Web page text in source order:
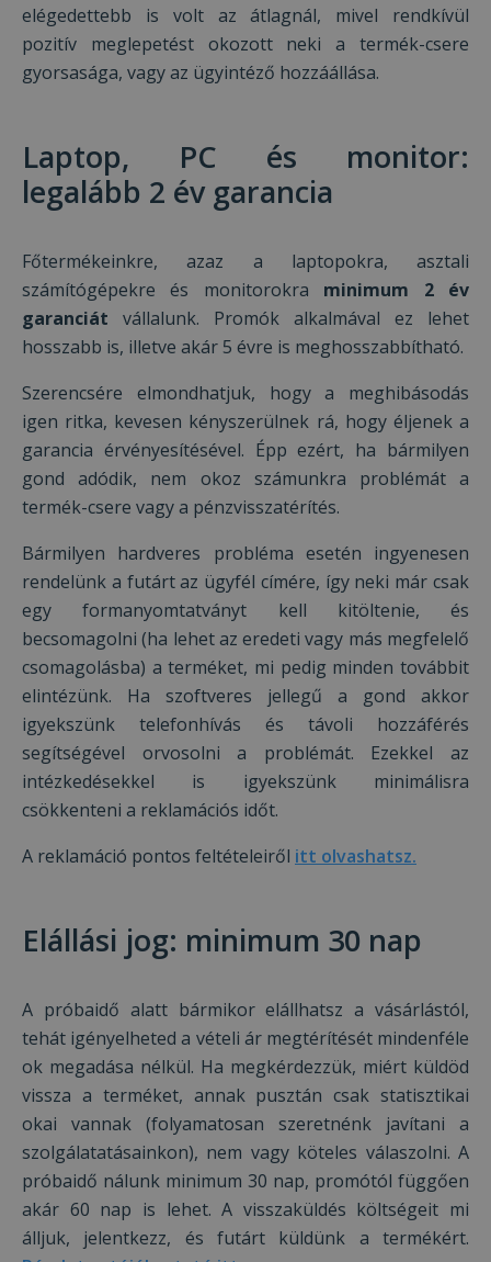
elégedettebb is volt az átlagnál, mivel rendkívül
pozitív meglepetést okozott neki a termék-csere
gyorsasága, vagy az ügyintéző hozzáállása.
Laptop, PC és monitor:
legalább 2 év garancia
Főtermékeinkre, azaz a laptopokra, asztali
számítógépekre és monitorokra minimum 2 év
garanciát vállalunk. Promók alkalmával ez lehet
hosszabb is, illetve akár 5 évre is meghosszabbítható.
Szerencsére elmondhatjuk, hogy a meghibásodás
igen ritka, kevesen kényszerülnek rá, hogy éljenek a
garancia érvényesítésével. Épp ezért, ha bármilyen
gond adódik, nem okoz számunkra problémát a
termék-csere vagy a pénzvisszatérítés.
Bármilyen hardveres probléma esetén ingyenesen
rendelünk a futárt az ügyfél címére, így neki már csak
egy formanyomtatványt kell kitöltenie, és
becsomagolni (ha lehet az eredeti vagy más megfelelő
csomagolásba) a terméket, mi pedig minden továbbit
elintézünk. Ha szoftveres jellegű a gond akkor
igyekszünk telefonhívás és távoli hozzáférés
segítségével orvosolni a problémát. Ezekkel az
intézkedésekkel is igyekszünk minimálisra
csökkenteni a reklamációs időt.
A reklamáció pontos feltételeiről itt olvashatsz.
Elállási jog: minimum 30 nap
A próbaidő alatt bármikor elállhatsz a vásárlástól,
tehát igényelheted a vételi ár megtérítését mindenféle
ok megadása nélkül. Ha megkérdezzük, miért küldöd
vissza a terméket, annak pusztán csak statisztikai
okai vannak (folyamatosan szeretnénk javítani a
szolgálatatásainkon), nem vagy köteles válaszolni. A
próbaidő nálunk minimum 30 nap, promótól függően
akár 60 nap is lehet. A visszaküldés költségeit mi
álljuk, jelentkezz, és futárt küldünk a termékért.